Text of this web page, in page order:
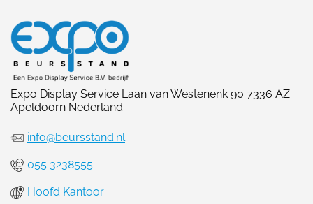
Expo Display Service Laan van Westenenk 90 7336 AZ
Apeldoorn Nederland
info@beursstand.nl
055 3238555
Hoofd Kantoor